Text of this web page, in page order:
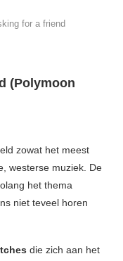
for a friend
(Polymoon
zowat het meest
westerse muziek. De
het thema
niet teveel horen
die zich aan het